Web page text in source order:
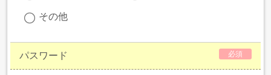
その他
パスワード 必須